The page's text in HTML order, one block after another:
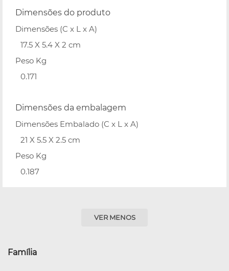
Dimensões do produto
Dimensões (C x L x A)
17.5 X 5.4 X 2 cm
Peso Kg
0.171
Dimensões da embalagem
Dimensões Embalado (C x L x A)
21 X 5.5 X 2.5 cm
Peso Kg
0.187
VER MENOS
Família